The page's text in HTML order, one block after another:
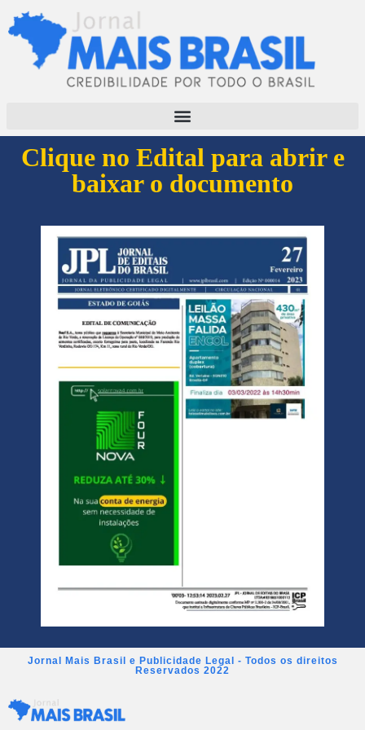
Clique no Edital para abrir e
baixar o documento
Jornal Mais Brasil e Publicidade Legal - Todos os direitos
Reservados 2022